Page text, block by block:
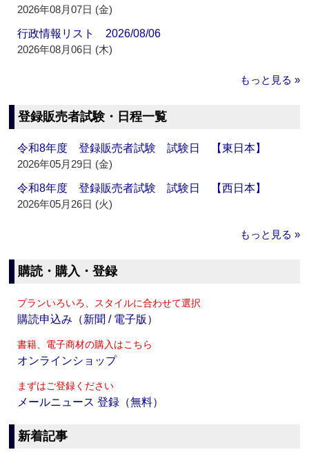
2026年08月07日 (金)
行政情報リスト 2026/08/06
2026年08月06日 (木)
もっと見る »
登録販売者試験・日程一覧
令和8年度 登録販売者試験 試験日 【東日本】
2026年05月29日 (金)
令和8年度 登録販売者試験 試験日 【西日本】
2026年05月26日 (火)
もっと見る »
購読・購入・登録
プランいろいろ、スタイルに合わせて選択
購読申込み（新聞 / 電子版）
書籍、電子商材の購入はこちら
オンラインショップ
まずはご登録ください
メールニュース 登録（無料）
新着記事